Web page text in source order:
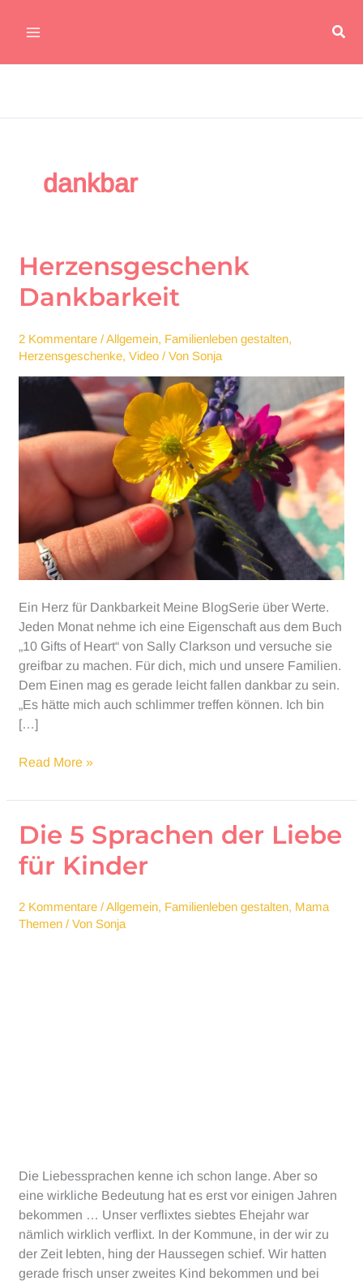
Inhalt
dankbar
Herzensgeschenk
Dankbarkeit
2 Kommentare /Allgemein, Familienleben gestalten,
Herzensgeschenke,Video / VonSonja
Ein Herz für Dankbarkeit Meine BlogSerie über Werte.
Jeden Monat nehme ich eine Eigenschaft aus dem Buch
„10 Gifts of Heart“ von Sally Clarkson und versuche sie
greifbar zu machen. Für dich, mich und unsere Familien.
Dem Einen mag es gerade leicht fallen dankbar zu sein.
„Es hätte mich auch schlimmer treffen können. Ich bin
[…]
Herzensgeschenk
Read More »
Die 5 Sprachen der Liebe
für Kinder
2 Kommentare /Allgemein, Familienleben gestalten, Mama
Themen / VonSonja
Die Liebessprachen kenne ich schon lange. Aber so
eine wirkliche Bedeutung hat es erst vor einigen Jahren
bekommen … Unser verflixtes siebtes Ehejahr war
nämlich wirklich verflixt. In der Kommune, in der wir zu
der Zeit lebten, hing der Haussegen schief. Wir hatten
gerade frisch unser zweites Kind bekommen und bei